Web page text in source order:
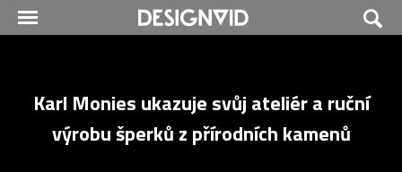
Karl Monies ukazuje svůj ateliér a ruční
výrobu šperků z přírodních kamenů